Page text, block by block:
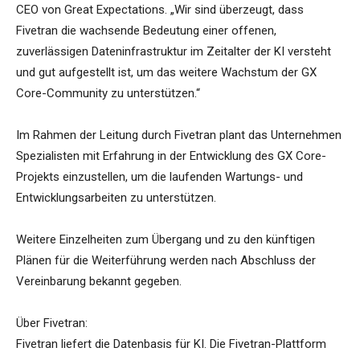
CEO von Great Expectations. „Wir sind überzeugt, dass
Fivetran die wachsende Bedeutung einer offenen,
zuverlässigen Dateninfrastruktur im Zeitalter der KI versteht
und gut aufgestellt ist, um das weitere Wachstum der GX
Core-Community zu unterstützen.“
Im Rahmen der Leitung durch Fivetran plant das Unternehmen
Spezialisten mit Erfahrung in der Entwicklung des GX Core-
Projekts einzustellen, um die laufenden Wartungs- und
Entwicklungsarbeiten zu unterstützen.
Weitere Einzelheiten zum Übergang und zu den künftigen
Plänen für die Weiterführung werden nach Abschluss der
Vereinbarung bekannt gegeben.
Über Fivetran:
Fivetran liefert die Datenbasis für KI. Die Fivetran-Plattform